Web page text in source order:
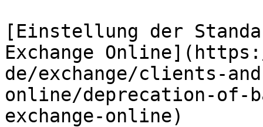
[Einstellung der
Exchange
de/exchange/clients-
online/deprecation-of-
exchange-online)